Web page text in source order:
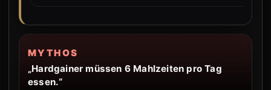
MYTHOS
„Hardgainer müssen 6 Mahlzeiten pro Tag
essen.“